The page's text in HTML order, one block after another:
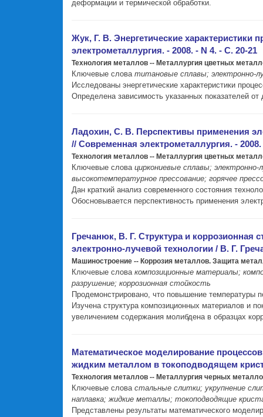
деформации и термической обработки.
Жук, Г. В. Энергетические
электрометаллургия. - 2008. - N 4. - С. 20-21
Технология металлов -- Металлургия цветных
Ключевые словатитановые сплавы; электронно-
Исследованы энергетические характеристики
Определена зависимость указанных показателей
Ладохин, С. В. Перспективы применения
// Современная электрометаллургия. - 2008.
Технология металлов -- Металлургия цветных
Ключевые словациркониевые сплавы; электронно-
высокотемпературное прессование; горячее
Дан краткий анализ современного состояния
Обосновывается перспективность применения
Гречанюк, В. Г. Структура и
электронно-лучевой технологии / В. Г.
Машиностроение -- Коррозия металлов. Защита
Ключевые словакомпозиционные материалы;
разрушение; коррозионная стойкость
Продемонстрировано, что повышение
Изучена структура композиционных материалов и
увеличением содержания молибдена в образцах
Математическое моделирование
жидким металлом в токоподводящем
Технология металлов -- Металлургия черных
Ключевые словастальные слитки; укрупнение
наплавка; жидкие металлы; токоподводящие
Представлены результаты математического